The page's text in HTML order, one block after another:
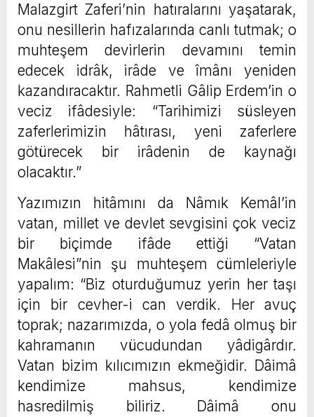
Malazgirt Zaferi’nin hatıralarını yaşatarak,
onu nesillerin hafızalarında canlı tutmak; o
muhteşem devirlerin devamını temin
edecek idrâk, irâde ve îmânı yeniden
kazandıracaktır. Rahmetli Gâlip Erdem’in o
veciz ifâdesiyle: “Tarihimizi süsleyen
zaferlerimizin hâtırası, yeni zaferlere
götürecek bir irâdenin de kaynağı
olacaktır.”
Yazımızın hitâmını da Nâmık Kemâl’in
vatan, millet ve devlet sevgisini çok veciz
bir biçimde ifâde ettiği “Vatan
Makâlesi”nin şu muhteşem cümleleriyle
yapalım: “Biz oturduğumuz yerin her taşı
için bir cevher-i can verdik. Her avuç
toprak; nazarımızda, o yola fedâ olmuş bir
kahramanın vücudundan yâdigârdır.
Vatan bizim kılıcımızın ekmeğidir. Dâimâ
kendimize mahsus, kendimize
hasredilmiş biliriz. Dâimâ onu